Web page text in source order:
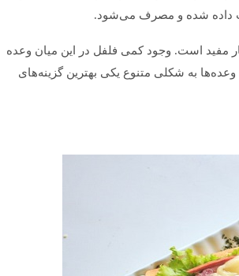
داده شده و مصرف می‌شود.
مفید است. وجود کمی فلفل در این میان وعده
به شکلی متنوع یکی بهترین گزینه‌های